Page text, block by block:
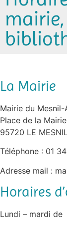
La Mairie
Mairie du Mesnil-
Place de la Mairie
95720 LE
Téléphone : 01
Adresse mail :
Horaires
Lundi – mardi de